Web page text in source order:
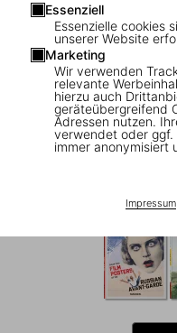
Essenziell
Essenzielle cookies
unserer Website
Marketing
Wir verwenden
relevante
hierzu auch
geräteübergreifend
Adressen nutzen.
verwendet oder
immer anonymisiert
Impressum|
Frédéric
45th